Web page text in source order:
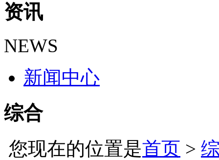
资讯
NEWS
新闻中心
综合
您现在的位置是首页 >